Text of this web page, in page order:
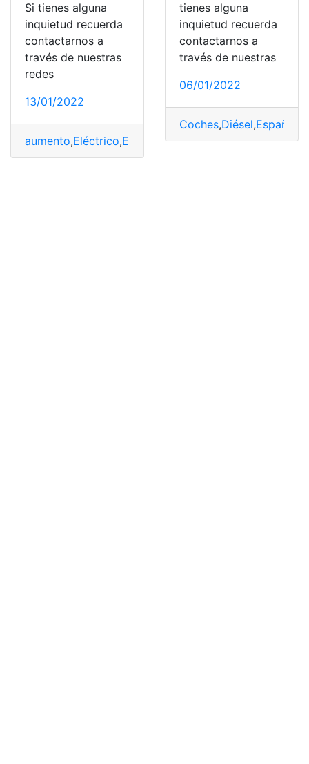
Si tienes alguna
inquietud recuerda
contactarnos a
través de nuestras
redes
13/01/2022
aumento,Eléctrico,Enchufable,Europa,Híbridos
tienes alguna
inquietud recuerda
contactarnos a
través de nuestras
06/01/2022
Coches,Diésel,España